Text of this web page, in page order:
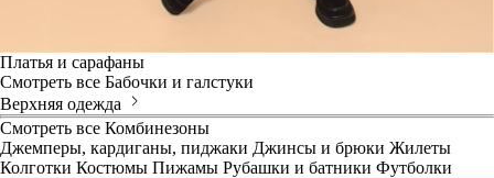
Платья и сарафаны
Смотреть все Бабочки и галстуки
Верхняя одежда
Смотреть все Комбинезоны
Джемперы, кардиганы, пиджаки Джинсы и брюки Жилеты
Колготки Костюмы Пижамы Рубашки и батники Футболки